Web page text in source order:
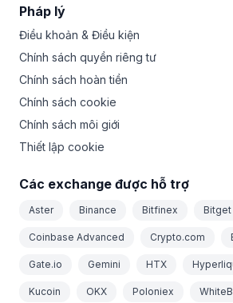
Pháp lý
Điều khoản & Điều kiện
Chính sách quyền riêng tư
Chính sách hoàn tiền
Chính sách cookie
Chính sách môi giới
Thiết lập cookie
Các exchange được hỗ trợ
Aster Binance Bitfinex Bitget
Coinbase Advanced Crypto.com
Gate.io Gemini HTX
Kucoin OKX Poloniex